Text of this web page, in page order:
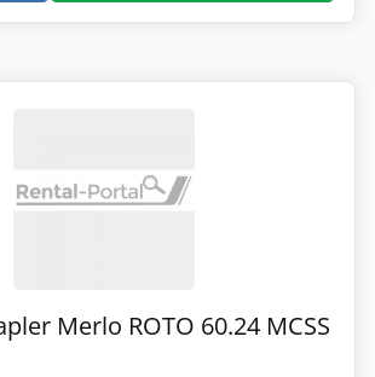
Merlo ROTO 60.24 MCSS